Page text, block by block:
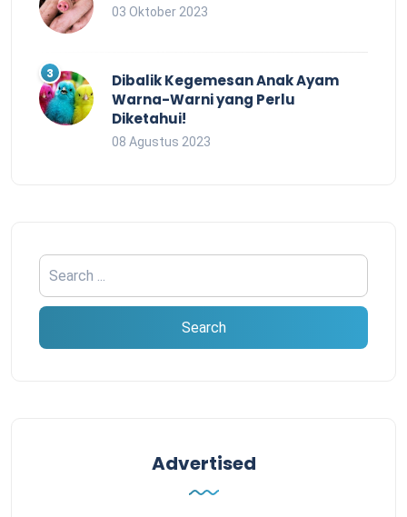
03 Oktober 2023
Dibalik Kegemesan Anak Ayam
Warna-Warni yang Perlu
Diketahui!
08 Agustus 2023
Advertised